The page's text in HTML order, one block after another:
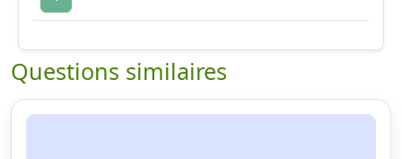
Questions similaires